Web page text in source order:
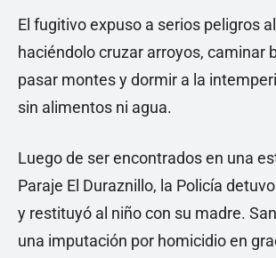
El fugitivo expuso a serios peligros
haciéndolo cruzar arroyos, caminar
pasar montes y dormir a la
sin alimentos ni agua.
Luego de ser encontrados en una
Paraje El Duraznillo, la Policía
y restituyó al niño con su madre.
una imputación por homicidio en